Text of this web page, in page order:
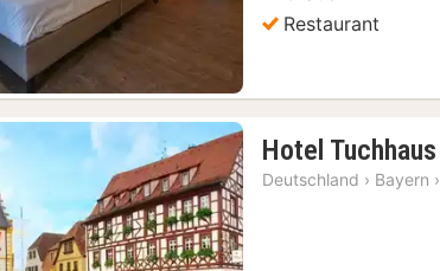
Restaurant
Hotel Tuchhaus
Deutschland › Bayern ›